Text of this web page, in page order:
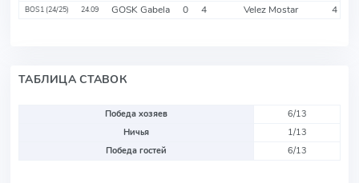
BOS1 (24/25) 24.09 GOSK Gabela 0 4 Velez Mostar 4
ТАБЛИЦА СТАВОК
Победа хозяев
6/13
Ничья
1/13
Победа гостей
6/13